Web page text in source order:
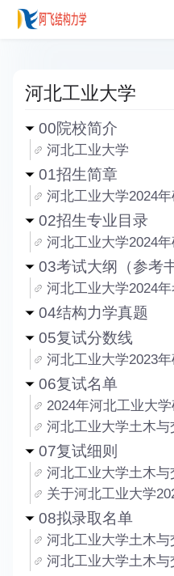
河北工业大学
00院校简介
河北工业大学
01招生简章
河北工业大学2024
02招生专业目录
河北工业大学2024
03考试大纲（参考
河北工业大学2024年考
04结构力学真题
05复试分数线
河北工业大学2023
06复试名单
2024年河北工业大学
河北工业大学土木与交通学院
07复试细则
河北工业大学土木与交通学
关于河北工业大学2024年
08拟录取名单
河北工业大学土木与交通学院
河北工业大学土木与交通学院